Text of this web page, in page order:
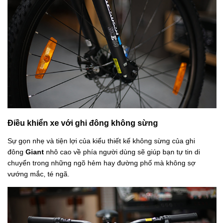
Điều khiển xe với ghi đông không sừng
Sự gọn nhẹ và tiện lợi của kiểu thiết kế không sừng của ghi
đông Giant nhô cao về phía người dùng sẽ giúp bạn tự tin di
chuyển trong những ngõ hẻm hay đường phố mà không sợ
vướng mắc, té ngã.